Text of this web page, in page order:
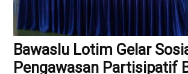
Bawaslu Lotim Gelar
Pengawasan Partisipatif